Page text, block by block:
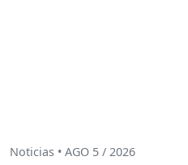
Noticias • AGO 5 / 2026